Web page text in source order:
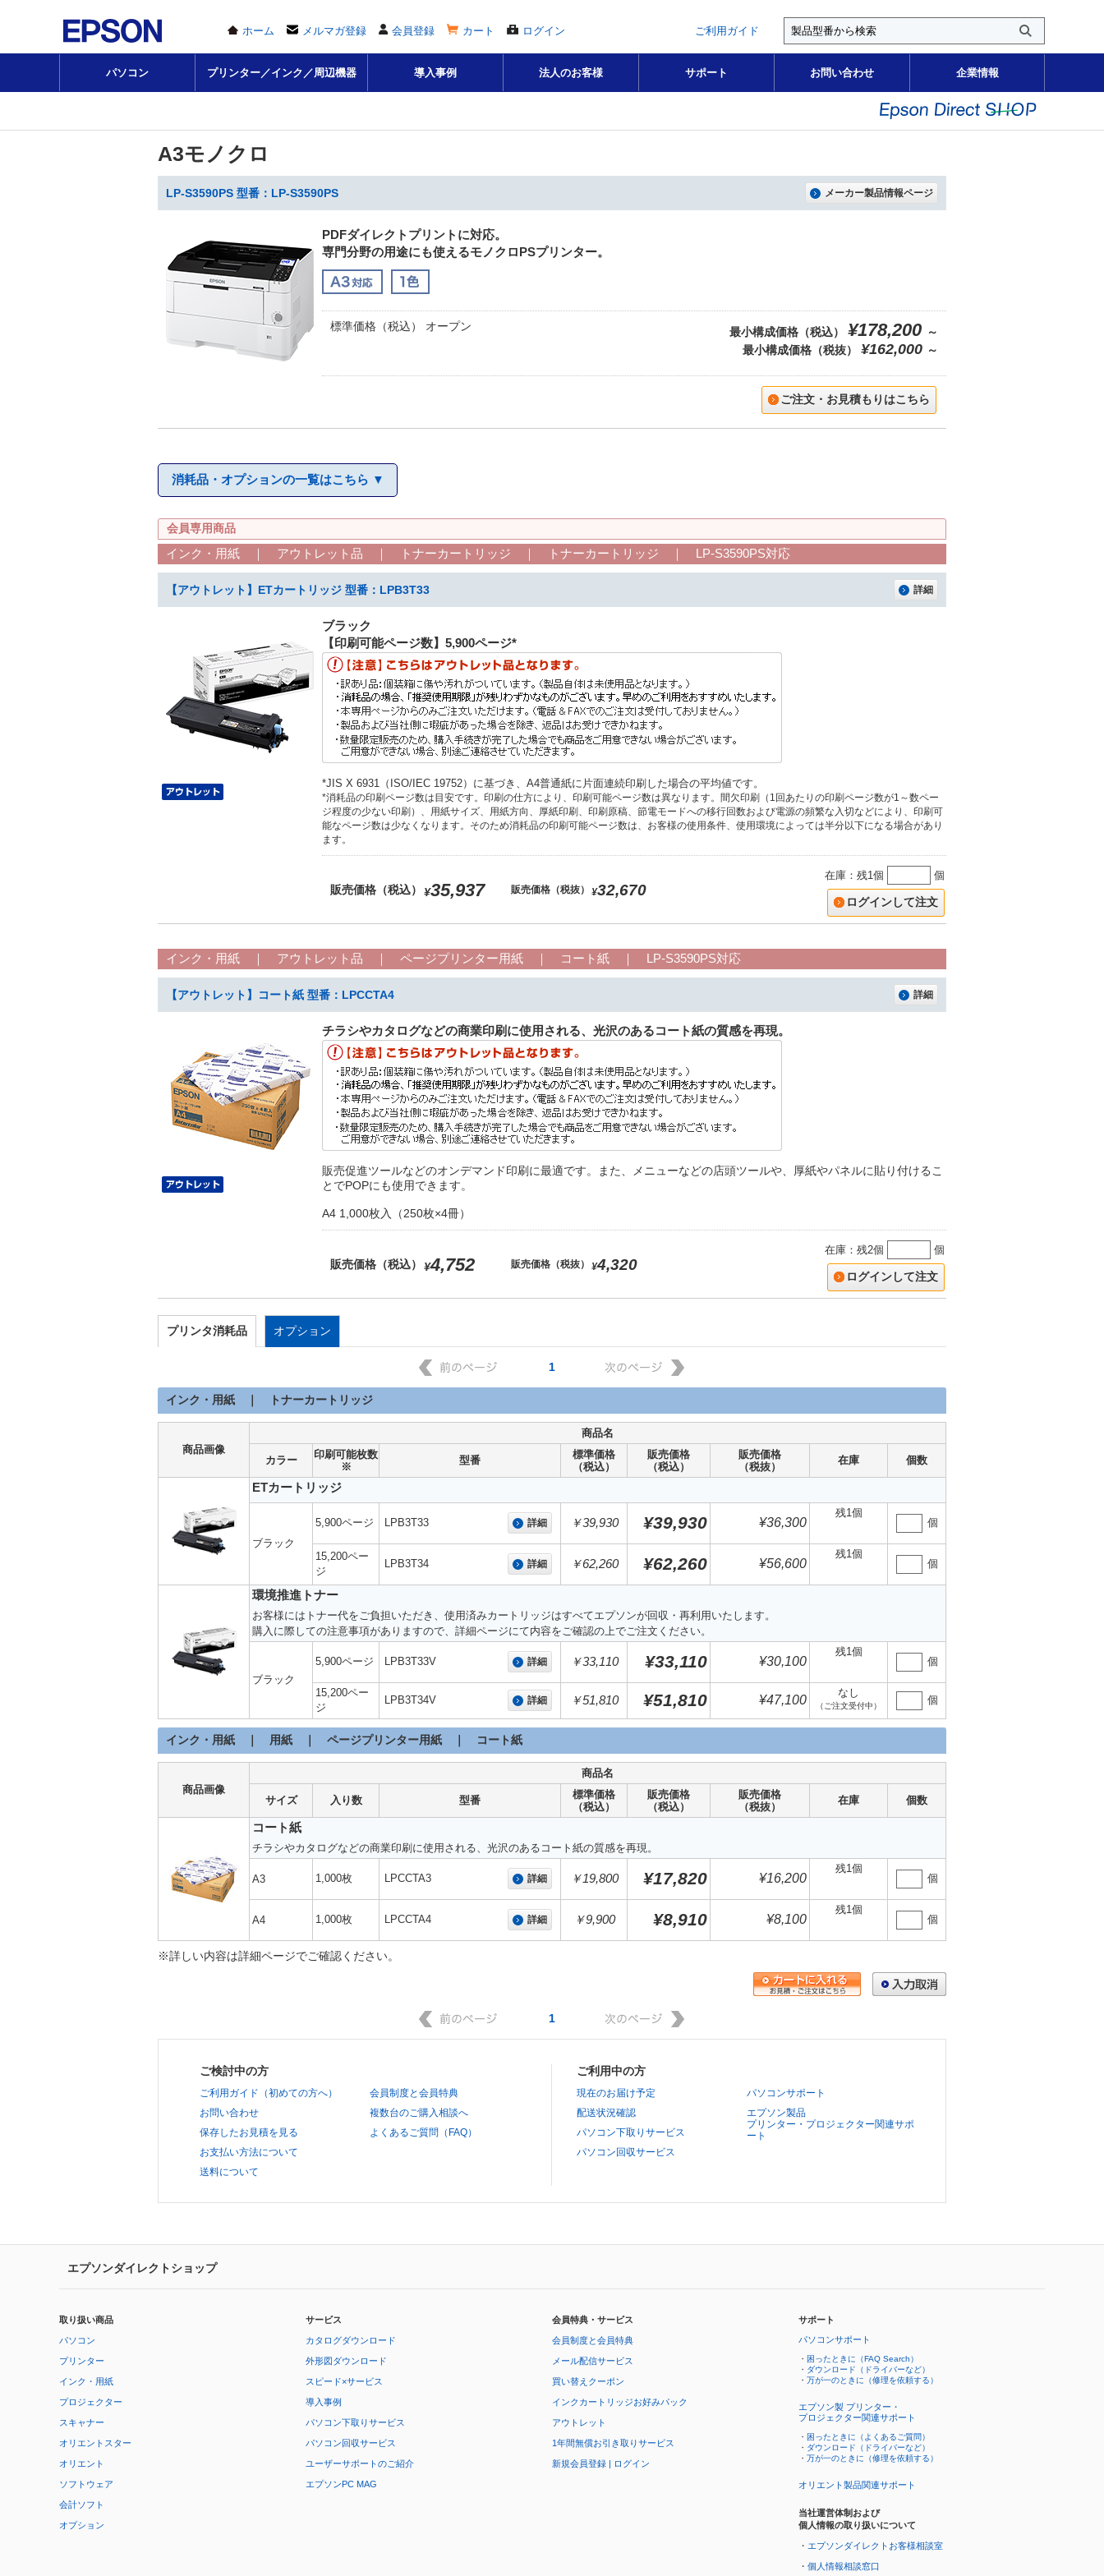
ホーム メルマガ登録 会員登録 カート ログイン ご利用ガイド
パソコン プリンター／インク／周辺機器 導入事例 法人のお客様 サポート お問い合わせ 企業情報
A3モノクロ
LP-S3590PS 型番：LP-S3590PS メーカー製品情報ページ
PDFダイレクトプリントに対応。
専門分野の用途にも使えるモノクロPSプリンター。
標準価格（税込） オープン 最小構成価格（税込） ¥178,200 ～
最小構成価格（税抜） ¥162,000 ～
ご注文・お見積もりはこちら
消耗品・オプションの一覧はこちら ▼
会員専用商品
インク・用紙 ｜ アウトレット品 ｜ トナーカートリッジ ｜ トナーカートリッジ ｜ LP-S3590PS対応
【アウトレット】ETカートリッジ 型番：LPB3T33 詳細
ブラック
【印刷可能ページ数】5,900ページ*
*JIS X 6931（ISO/IEC 19752）に基づき、A4普通紙に片面連続印刷した場合の平均値です。
*消耗品の印刷ページ数は目安です。印刷の仕方により、印刷可能ページ数は異なります。間欠印刷（1回あたりの印刷ページ数が1～数ペー
ジ程度の少ない印刷）、用紙サイズ、用紙方向、厚紙印刷、印刷原稿、節電モードへの移行回数および電源の頻繁な入切などにより、印刷可
能なページ数は少なくなります。そのため消耗品の印刷可能ページ数は、お客様の使用条件、使用環境によっては半分以下になる場合があり
ます。
販売価格（税込） ¥35,937 販売価格（税抜） ¥32,670
在庫：残1個 個
ログインして注文
インク・用紙 ｜ アウトレット品 ｜ ページプリンター用紙 ｜ コート紙 ｜ LP-S3590PS対応
【アウトレット】コート紙 型番：LPCCTA4 詳細
チラシやカタログなどの商業印刷に使用される、光沢のあるコート紙の質感を再現。
販売促進ツールなどのオンデマンド印刷に最適です。また、メニューなどの店頭ツールや、厚紙やパネルに貼り付けるこ
とでPOPにも使用できます。
A4 1,000枚入（250枚×4冊）
販売価格（税込） ¥4,752 販売価格（税抜） ¥4,320
在庫：残2個 個
ログインして注文
プリンタ消耗品 オプション
1
インク・用紙 ｜ トナーカートリッジ
商品画像
商品名
カラー
印刷可能枚数
※
型番
標準価格
（税込）
販売価格
（税込）
販売価格
（税抜）
在庫 個数
ETカートリッジ
ブラック
5,900ページ LPB3T33 詳細 ￥39,930 ¥39,930 ¥36,300
残1個
個
15,200ペー
ジ
LPB3T34 詳細 ￥62,260 ¥62,260 ¥56,600
残1個
個
環境推進トナー
お客様にはトナー代をご負担いただき、使用済みカートリッジはすべてエプソンが回収・再利用いたします。
購入に際しての注意事項がありますので、詳細ページにて内容をご確認の上でご注文ください。
ブラック
5,900ページ LPB3T33V 詳細 ￥33,110 ¥33,110 ¥30,100
残1個
個
15,200ペー
ジ
LPB3T34V 詳細 ￥51,810 ¥51,810 ¥47,100
なし
（ご注文受付中） 個
インク・用紙 ｜ 用紙 ｜ ページプリンター用紙 ｜ コート紙
商品画像
商品名
サイズ 入り数 型番
標準価格
（税込）
販売価格
（税込）
販売価格
（税抜）
在庫 個数
コート紙
チラシやカタログなどの商業印刷に使用される、光沢のあるコート紙の質感を再現。
A3 1,000枚 LPCCTA3 詳細 ￥19,800 ¥17,820 ¥16,200
残1個
個
A4 1,000枚 LPCCTA4 詳細 ￥9,900 ¥8,910 ¥8,100
残1個
個
※詳しい内容は詳細ページでご確認ください。
1
ご検討中の方
ご利用ガイド（初めての方へ）
お問い合わせ
保存したお見積を見る
お支払い方法について
送料について
会員制度と会員特典
複数台のご購入相談へ
よくあるご質問（FAQ）
ご利用中の方
現在のお届け予定
配送状況確認
パソコン下取りサービス
パソコン回収サービス
パソコンサポート
エプソン製品
プリンター・プロジェクター関連サポ
ート
エプソンダイレクトショップ
取り扱い商品
パソコン
プリンター
インク・用紙
プロジェクター
スキャナー
オリエントスター
オリエント
ソフトウェア
会計ソフト
オプション
サービス
カタログダウンロード
外形図ダウンロード
スピード×サービス
導入事例
パソコン下取りサービス
パソコン回収サービス
ユーザーサポートのご紹介
エプソンPC MAG
会員特典・サービス
会員制度と会員特典
メール配信サービス
買い替えクーポン
インクカートリッジお好みパック
アウトレット
1年間無償お引き取りサービス
新規会員登録 | ログイン
サポート
パソコンサポート
・ 困ったときに（FAQ Search）
・ ダウンロード（ドライバーなど）
・ 万が一のときに（修理を依頼する）
エプソン製 プリンター・
プロジェクター関連サポート
・ 困ったときに（よくあるご質問）
・ ダウンロード（ドライバーなど）
・ 万が一のときに（修理を依頼する）
オリエント製品関連サポート
当社運営体制および
個人情報の取り扱いについて
・ エプソンダイレクトお客様相談室
・ 個人情報相談窓口